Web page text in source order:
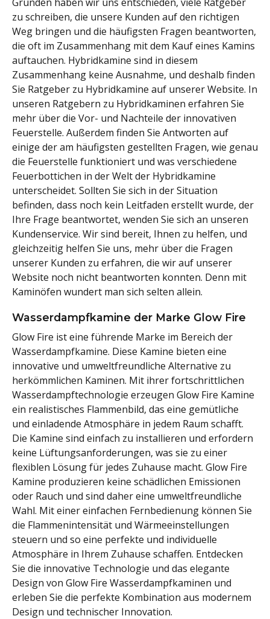
zu schreiben, die unsere Kunden auf den richtigen
Weg bringen und die häufigsten Fragen beantworten,
die oft im Zusammenhang mit dem Kauf eines Kamins
auftauchen. Hybridkamine sind in diesem
Zusammenhang keine Ausnahme, und deshalb finden
Sie Ratgeber zu Hybridkamine auf unserer Website. In
unseren Ratgebern zu Hybridkaminen erfahren Sie
mehr über die Vor- und Nachteile der innovativen
Feuerstelle. Außerdem finden Sie Antworten auf
einige der am häufigsten gestellten Fragen, wie genau
die Feuerstelle funktioniert und was verschiedene
Feuerbottichen in der Welt der Hybridkamine
unterscheidet. Sollten Sie sich in der Situation
befinden, dass noch kein Leitfaden erstellt wurde, der
Ihre Frage beantwortet, wenden Sie sich an unseren
Kundenservice. Wir sind bereit, Ihnen zu helfen, und
gleichzeitig helfen Sie uns, mehr über die Fragen
unserer Kunden zu erfahren, die wir auf unserer
Website noch nicht beantworten konnten. Denn mit
Kaminöfen wundert man sich selten allein.
Wasserdampfkamine der Marke Glow Fire
Glow Fire ist eine führende Marke im Bereich der
Wasserdampfkamine. Diese Kamine bieten eine
innovative und umweltfreundliche Alternative zu
herkömmlichen Kaminen. Mit ihrer fortschrittlichen
Wasserdampftechnologie erzeugen Glow Fire Kamine
ein realistisches Flammenbild, das eine gemütliche
und einladende Atmosphäre in jedem Raum schafft.
Die Kamine sind einfach zu installieren und erfordern
keine Lüftungsanforderungen, was sie zu einer
flexiblen Lösung für jedes Zuhause macht. Glow Fire
Kamine produzieren keine schädlichen Emissionen
oder Rauch und sind daher eine umweltfreundliche
Wahl. Mit einer einfachen Fernbedienung können Sie
die Flammenintensität und Wärmeeinstellungen
steuern und so eine perfekte und individuelle
Atmosphäre in Ihrem Zuhause schaffen. Entdecken
Sie die innovative Technologie und das elegante
Design von Glow Fire Wasserdampfkaminen und
erleben Sie die perfekte Kombination aus modernem
Design und technischer Innovation.